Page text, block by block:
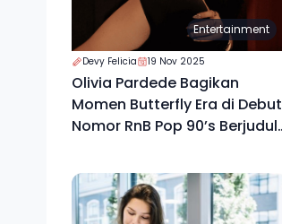
Entertainment
Devy Felicia 19 Nov 2025
Olivia Pardede Bagikan
Momen Butterfly Era di Debut
Nomor RnB Pop 90’s Berjudul